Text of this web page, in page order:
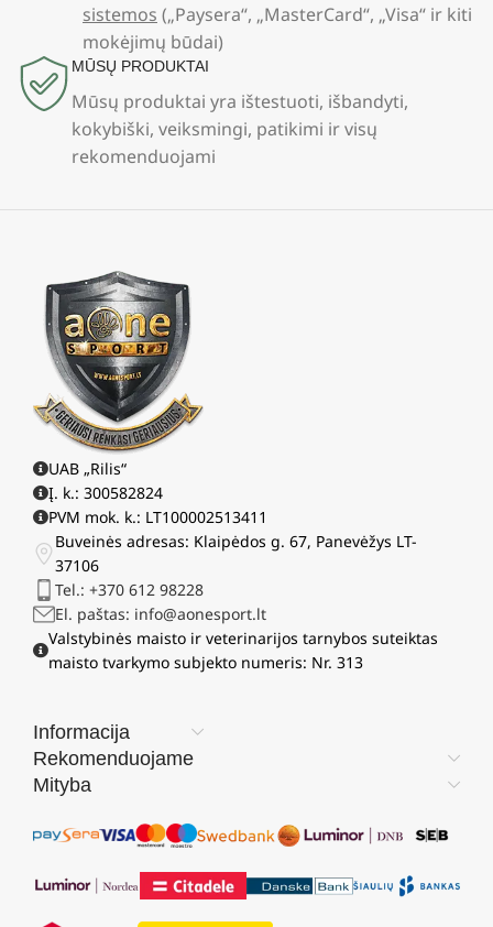
sistemos („Paysera“, „MasterCard“, „Visa“ ir kiti
mokėjimų būdai)
MŪSŲ PRODUKTAI
Mūsų produktai yra ištestuoti, išbandyti,
kokybiški, veiksmingi, patikimi ir visų
rekomenduojami
UAB „Rilis“
Į. k.: 300582824
PVM mok. k.: LT100002513411
Buveinės adresas: Klaipėdos g. 67, Panevėžys LT-
37106
Tel.: +370 612 98228
El. paštas: info@aonesport.lt
Valstybinės maisto ir veterinarijos tarnybos suteiktas
maisto tvarkymo subjekto numeris: Nr. 313
Informacija
Rekomenduojame
Mityba